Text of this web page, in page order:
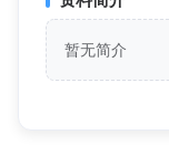
暂无简介